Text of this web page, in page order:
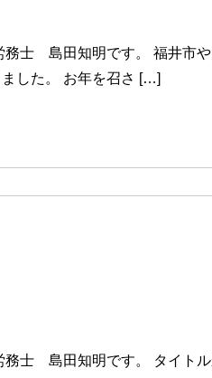
士 島田知明です。 福井市や
した。 お年を召さ […]
士 島田知明です。 タイト